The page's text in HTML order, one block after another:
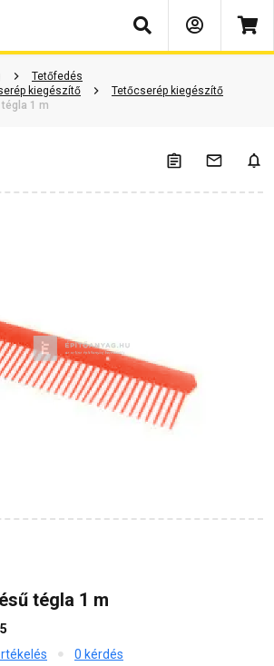
Keresés
Tetőfedés
kiegészítő
Tetőcserép kiegészítő
1 m
Kérdések és válaszok Kapcsolódó cikkek
tégla 1 m
0 kérdés